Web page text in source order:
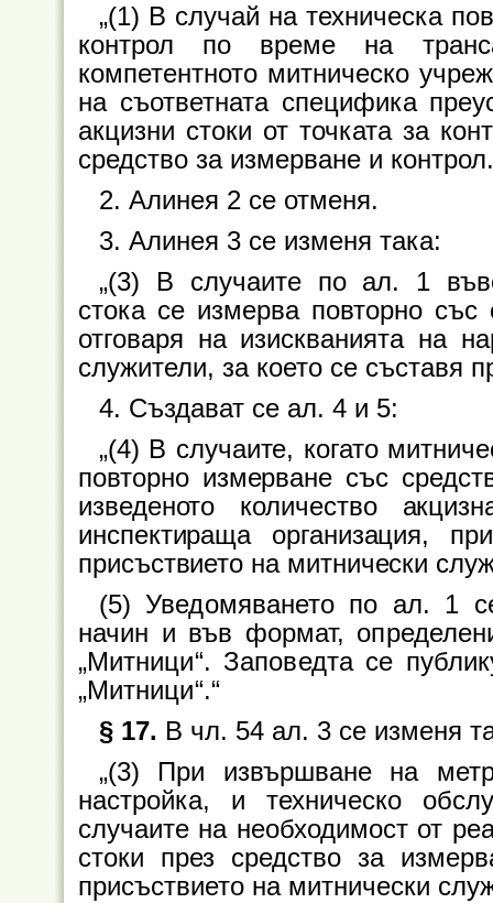
„(1) В случай на техническа
контрол по време на
компетентното митническо
на съответната специфика
акцизни стоки от точката за
средство за измерване и
2. Алинея 2 се отменя.
3. Алинея 3 се изменя така:
„(3) В случаите по ал. 1
стока се измерва повторно със
отговаря на изискванията на
служители, за което се съставя
4. Създават се ал. 4 и 5:
„(4) В случаите, когато
повторно измерване със
изведеното количество
инспектираща организация,
присъствието на митнически
(5) Уведомяването по ал. 1
начин и във формат,
„Митници“. Заповедта се
„Митници“.“
§ 17. В чл. 54 ал. 3 се изменя
„(3) При извършване на
настройка, и техническо
случаите на необходимост от
стоки през средство за
присъствието на митнически